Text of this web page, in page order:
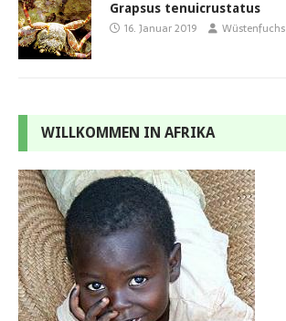
Grapsus tenuicrustatus
16. Januar 2019 Wüstenfuchs
WILLKOMMEN IN AFRIKA